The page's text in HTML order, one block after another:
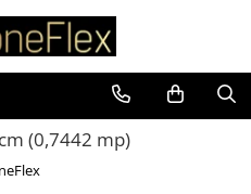
(0,7442 mp)